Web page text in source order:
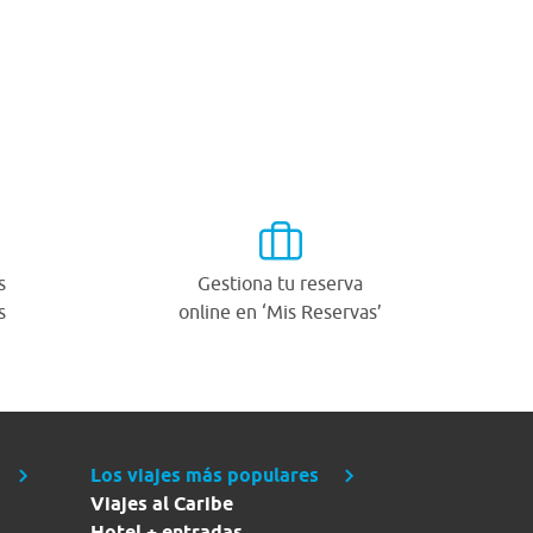
Gestiona tu reserva
online en ‘Mis Reservas’
Los viajes más populares
Viajes al Caribe